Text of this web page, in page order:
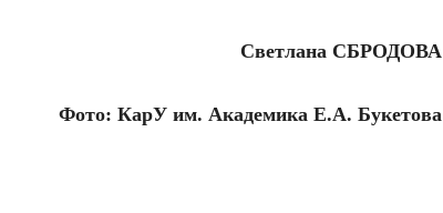
Светлана СБРОДОВА
Фото: КарУ им. Академика Е.А. Букетова